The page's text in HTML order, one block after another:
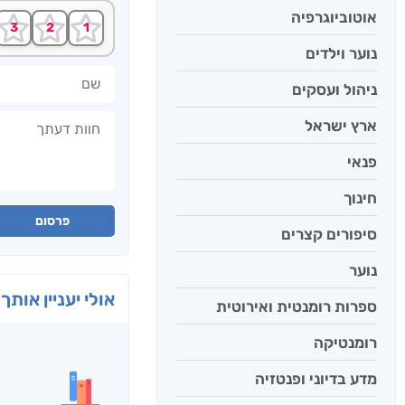
אוטוביוגרפיה
נוער וילדים
ניהול ועסקים
ארץ ישראל
פנאי
חינוך
סיפורים קצרים
נוער
ספרות רומנטית ואירוטית
רומנטיקה
מדע בדיוני ופנטזיה
פרסום
אולי יעניין